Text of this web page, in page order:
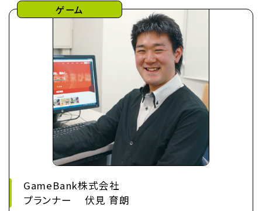
ゲーム
GameBank株式会社
プランナー 伏見 育朗